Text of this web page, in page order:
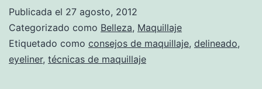
Publicada el 27 agosto, 2012
Categorizado como Belleza, Maquillaje
Etiquetado como consejos de maquillaje, delineado,
eyeliner, técnicas de maquillaje